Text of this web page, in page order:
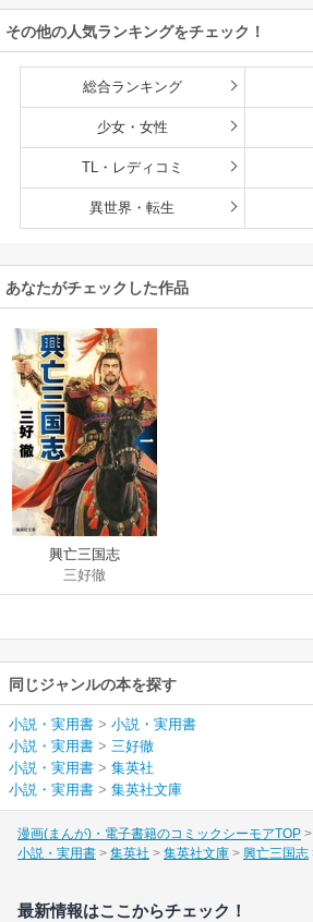
その他の人気ランキングをチェック！
総合ランキング
少女・女性
TL・レディコミ
異世界・転生
あなたがチェックした作品
興亡三国志
三好徹
同じジャンルの本を探す
小説・実用書 > 小説・実用書
小説・実用書 > 三好徹
小説・実用書 > 集英社
小説・実用書 > 集英社文庫
漫画(まんが)・電子書籍のコミックシーモアTOP
小説・実用書
集英社 集英社文庫 興亡三国志
最新情報はここからチェック！